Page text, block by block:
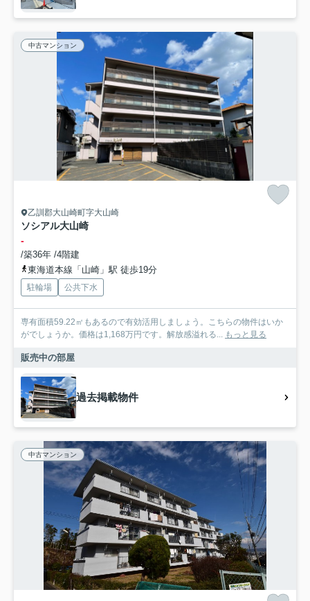
中古マンション
乙訓郡大山崎町字大山崎
ソシアル大山崎
-
/築36年 /4階建
東海道本線「山崎」駅 徒歩19分
駐輪場 公共下水
専有面積59.22㎡もあるので有効活用しましょう。こちらの物件はいか
がでしょうか。価格は1,168万円です。解放感溢れる... もっと見る
販売中の部屋
過去掲載物件
中古マンション